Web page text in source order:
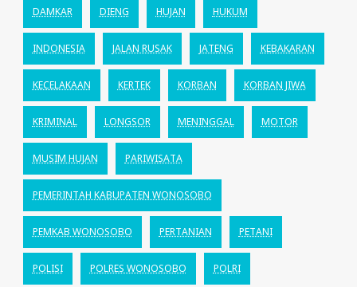
DAMKAR DIENG HUJAN HUKUM
INDONESIA JALAN RUSAK JATENG KEBAKARAN
KECELAKAAN KERTEK KORBAN KORBAN JIWA
KRIMINAL LONGSOR MENINGGAL MOTOR
MUSIM HUJAN PARIWISATA
PEMERINTAH KABUPATEN WONOSOBO
PEMKAB WONOSOBO PERTANIAN PETANI
POLISI POLRES WONOSOBO POLRI